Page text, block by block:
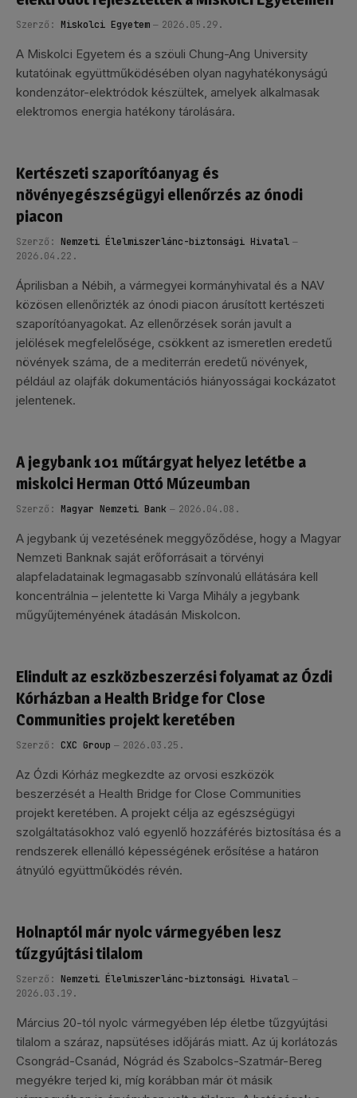
Szerző: Miskolci Egyetem 2026.05.29.
A Miskolci Egyetem és a szöuli Chung-Ang University
kutatóinak együttműködésében olyan nagyhatékonyságú
kondenzátor-elektródok készültek, amelyek alkalmasak
elektromos energia hatékony tárolására.
Kertészeti szaporítóanyag és
növényegészségügyi ellenőrzés az ónodi
piacon
Szerző: Nemzeti Élelmiszerlánc-biztonsági Hivatal
2026.04.22.
Áprilisban a Nébih, a vármegyei kormányhivatal és a NAV
közösen ellenőrizték az ónodi piacon árusított kertészeti
szaporítóanyagokat. Az ellenőrzések során javult a
jelölések megfelelősége, csökkent az ismeretlen eredetű
növények száma, de a mediterrán eredetű növények,
például az olajfák dokumentációs hiányosságai kockázatot
jelentenek.
A jegybank 101 műtárgyat helyez letétbe a
miskolci Herman Ottó Múzeumban
Szerző: Magyar Nemzeti Bank 2026.04.08.
A jegybank új vezetésének meggyőződése, hogy a Magyar
Nemzeti Banknak saját erőforrásait a törvényi
alapfeladatainak legmagasabb színvonalú ellátására kell
koncentrálnia – jelentette ki Varga Mihály a jegybank
műgyűjteményének átadásán Miskolcon.
Elindult az eszközbeszerzési folyamat az Ózdi
Kórházban a Health Bridge for Close
Communities projekt keretében
Szerző: CXC Group 2026.03.25.
Az Ózdi Kórház megkezdte az orvosi eszközök
beszerzését a Health Bridge for Close Communities
projekt keretében. A projekt célja az egészségügyi
szolgáltatásokhoz való egyenlő hozzáférés biztosítása és a
rendszerek ellenálló képességének erősítése a határon
átnyúló együttműködés révén.
Holnaptól már nyolc vármegyében lesz
tűzgyújtási tilalom
Szerző: Nemzeti Élelmiszerlánc-biztonsági Hivatal
2026.03.19.
Március 20-tól nyolc vármegyében lép életbe tűzgyújtási
tilalom a száraz, napsütéses időjárás miatt. Az új korlátozás
Csongrád-Csanád, Nógrád és Szabolcs-Szatmár-Bereg
megyékre terjed ki, míg korábban már öt másik